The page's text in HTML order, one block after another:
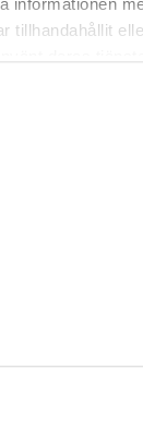
informationen
tillhandahållit
till en fest?